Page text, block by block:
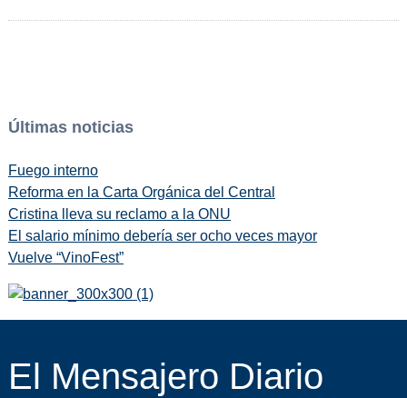
Últimas noticias
Fuego interno
Reforma en la Carta Orgánica del Central
Cristina lleva su reclamo a la ONU
El salario mínimo debería ser ocho veces mayor
Vuelve “VinoFest”
El Mensajero Diario